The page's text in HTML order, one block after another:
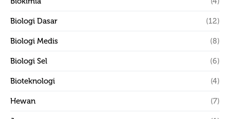
Biologi Dasar (12)
Biologi Medis (8)
Biologi Sel (6)
Bioteknologi (4)
Hewan (7)